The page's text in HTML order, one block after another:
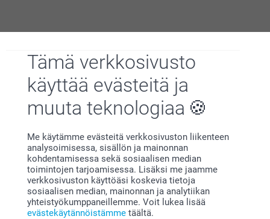
Tämä verkkosivusto
käyttää evästeitä ja
muuta teknologiaa
Me käytämme evästeitä verkkosivuston liikenteen
analysoimisessa, sisällön ja mainonnan
kohdentamisessa sekä sosiaalisen median
toimintojen tarjoamisessa. Lisäksi me jaamme
verkkosivuston käyttöäsi koskevia tietoja
sosiaalisen median, mainonnan ja analytiikan
yhteistyökumppaneillemme. Voit lukea lisää
evästekäytännöistämme täältä.
Tyytyväisyystakuu